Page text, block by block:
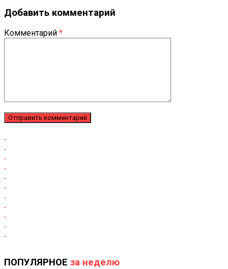
Добавить комментарий
Комментарий *
ПОПУЛЯРНОЕ за неделю